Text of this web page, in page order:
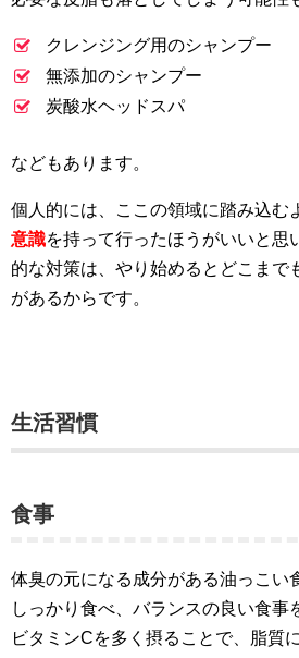
クレンジング用のシャンプー
無添加のシャンプー
炭酸水ヘッドスパ
などもあります。
個人的には、ここの領域に踏み込む
意識を持って行ったほうがいいと思
的な対策は、やり始めるとどこまで
があるからです。
生活習慣
食事
体臭の元になる成分がある油っこい
しっかり食べ、バランスの良い食事
ビタミンCを多く摂ることで、脂質